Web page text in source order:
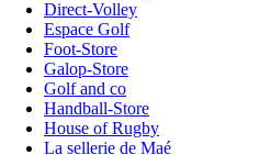
Direct-Volley
Espace Golf
Foot-Store
Galop-Store
Golf and co
Handball-Store
House of Rugby
La sellerie de Maé